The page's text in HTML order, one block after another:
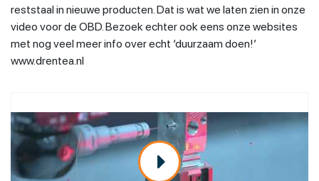
reststaal in nieuwe producten. Dat is wat we laten zien in onze
video voor de OBD. Bezoek echter ook eens onze websites
met nog veel meer info over echt ‘duurzaam doen!’
www.drentea.nl